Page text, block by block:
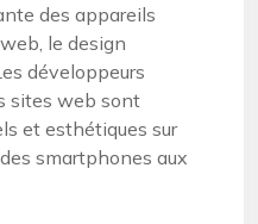
des appareils
le design
développeurs
sites web sont
et esthétiques sur
smartphones aux